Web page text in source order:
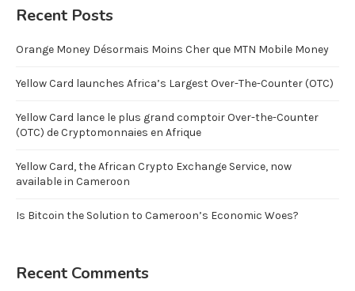
Recent Posts
Orange Money Désormais Moins Cher que MTN Mobile Money
Yellow Card launches Africa’s Largest Over-The-Counter (OTC)
Yellow Card lance le plus grand comptoir Over-the-Counter
(OTC) de Cryptomonnaies en Afrique
Yellow Card, the African Crypto Exchange Service, now
available in Cameroon
Is Bitcoin the Solution to Cameroon’s Economic Woes?
Recent Comments